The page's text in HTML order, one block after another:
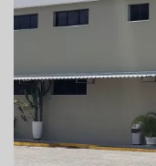
REFORMA DO